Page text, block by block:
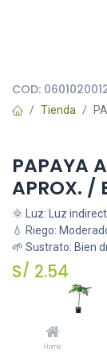
Home
COD:
Tienda
PAPAYA
APROX. /
🌞 Luz: Luz
💧 Riego:
🌱 Sustrato: Bien
S/ 2.54